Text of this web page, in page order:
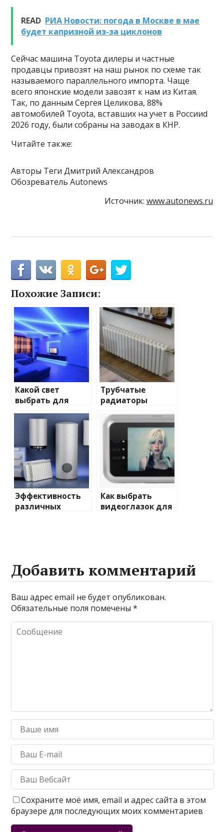
READ РИА Новости: погода в Москве в мае
будет капризной из-за циклонов
Сейчас машина Toyota дилеры и частные
продавцы привозят на наш рынок по схеме так
называемого параллельного импорта. Чаще
всего японские модели завозят к нам из Китая.
Так, по данным Сергея Целикова, 88%
автомобилей Toyota, вставших на учет в Россииd
2026 году, были собраны на заводах в КНР.
Читайте также:
Авторы Теги Дмитрий Александров
Обозреватель Autonews
Источник: www.autonews.ru
Похожие Записи:
Какой свет
выбрать для
домашнего
освещения
Трубчатые
радиаторы
отопления: виды
и характеристики
Эффективность
различных
Как выбрать
видеоглазок для
Добавить комментарий
Ваш адрес email не будет опубликован.
Обязательные поля помечены*
Сохраните моё имя, email и адрес сайта в этом
браузере для последующих моих комментариев